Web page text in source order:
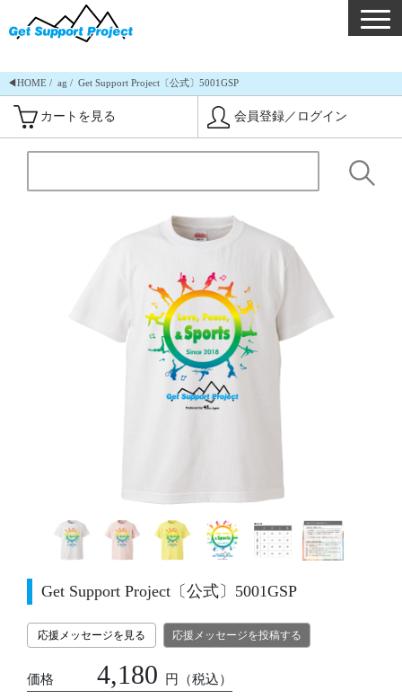
◀︎HOME ag Get Support Project〔公式〕5001GSP
カートを見る 会員登録／ログイン
Get Support Project〔公式〕5001GSP
応援メッセージを見る 応援メッセージを投稿する
価格 4,180 円 （税込）